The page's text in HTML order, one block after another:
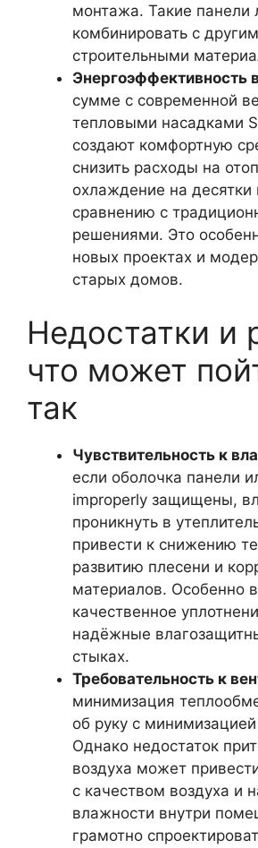
монтажа. Такие панели
комбинировать с
строительными
Энергоэффективность
сумме с современной
тепловыми насадками
создают комфортную
снизить расходы на
охлаждение на десятки
сравнению с
решениями. Это
новых проектах и
старых домов.
Недостатки и
что может
так
Чувствительность к
если оболочка панели
improperly защищены,
проникнуть в
привести к снижению
развитию плесени и
материалов. Особенно
качественное
надёжные
стыках.
Требовательность к
минимизация
об руку с
Однако недостаток
воздуха может
с качеством воздуха и
влажности внутри
грамотно